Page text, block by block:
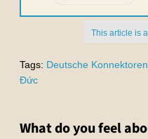
This article is
Tags: Deutsche Konnektoren
Đức
What do you feel